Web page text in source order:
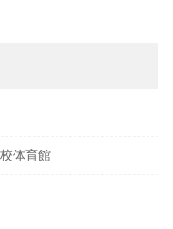
体育館